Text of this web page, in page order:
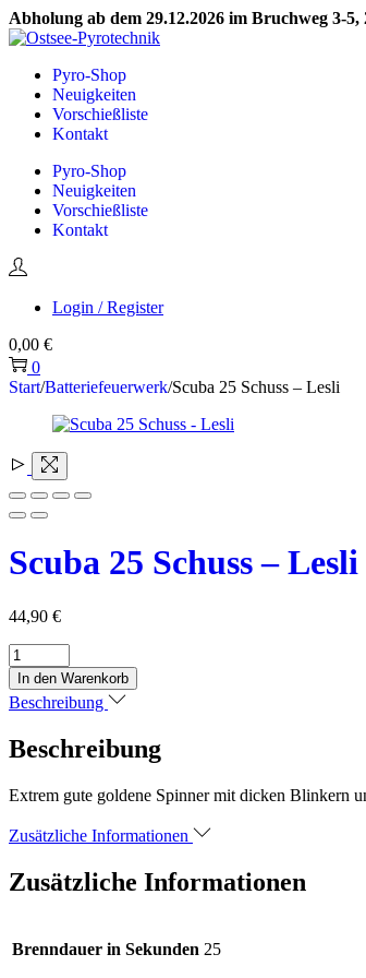
Abholung ab dem 29.12.2026 im Bruchweg 3-
Skip
navigation
Skip
contentPyro-Shop
Neuigkeiten
Vorschießliste
Kontakt
Pyro-Shop
Neuigkeiten
Vorschießliste
Kontakt
Login / Register
0,00 €
0
Start/Batteriefeuerwerk/Scuba 25 Schuss – Lesli
Scuba 25 Schuss – Lesli
44,90 €
Scuba
25
Schuss
-
Menge
In den Warenkorb
Beschreibung
Beschreibung
Extrem gute goldene Spinner mit dicken Blinkern
Zusätzliche Informationen
Zusätzliche Informationen
Brenndauer in Sekunden 25